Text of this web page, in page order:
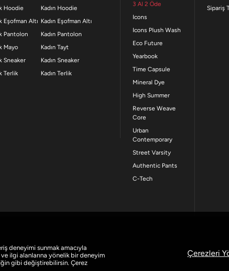
Hoodie
Eşofman Altı
Pantolon
Mayo
Sneaker
Terlik
Kadın Hoodie
Kadın Eşofman Altı
Kadın Pantolon
Kadın Tayt
Kadın Sneaker
Kadın Terlik
3 Al 2 Öde
Icons
Icons Plush Wash
Eco Future
Yearbook
Time Capsule
Mineral Dye
High Summer
Reverse Weave
Core
Urban
Contemporary
Street Varsity
Authentic Pants
C-Tech
Sipariş
deneyimi sunmak amacıyla
ilgi alanlarına yönelik bir deneyim
gibi değiştirebilirsin. Çerez
Çerezleri